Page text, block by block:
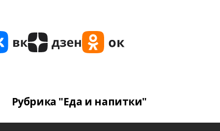
Рубрика "Еда и напитки"